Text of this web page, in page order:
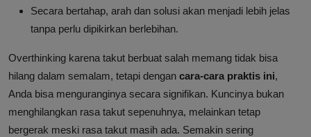
Secara bertahap, arah dan solusi akan menjadi lebih jelas
tanpa perlu dipikirkan berlebihan.
Overthinking karena takut berbuat salah memang tidak bisa
hilang dalam semalam, tetapi dengan cara-cara praktis ini,
Anda bisa menguranginya secara signifikan. Kuncinya bukan
menghilangkan rasa takut sepenuhnya, melainkan tetap
bergerak meski rasa takut masih ada. Semakin sering